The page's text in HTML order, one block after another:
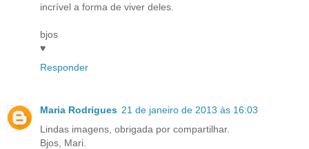
incrível a forma de viver deles.
bjos
♥
Responder
Maria Rodrigues 21 de janeiro de 2013 às 16:03
Lindas imagens, obrigada por compartilhar.
Bjos, Mari.